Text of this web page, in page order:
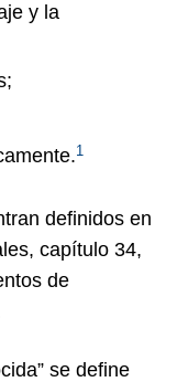
y la
1
definidos en
capítulo 34,
de
se define